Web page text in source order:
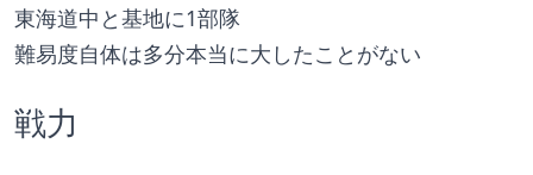
東海道中と基地に1部隊
難易度自体は多分本当に大したことがない
戦力